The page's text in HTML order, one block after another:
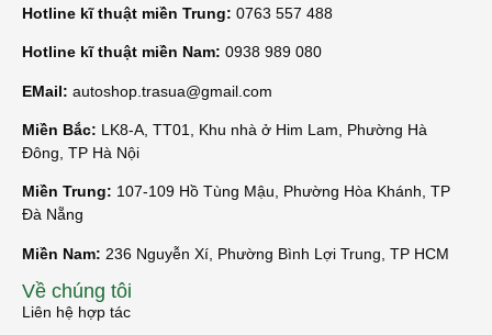
Hotline kĩ thuật miền Trung: 0763 557 488
Hotline kĩ thuật miền Nam: 0938 989 080
EMail: autoshop.trasua@gmail.com
Miền Bắc: LK8-A, TT01, Khu nhà ở Him Lam, Phường Hà
Đông, TP Hà Nội
Miền Trung: 107-109 Hồ Tùng Mậu, Phường Hòa Khánh, TP
Đà Nẵng
Miền Nam: 236 Nguyễn Xí, Phường Bình Lợi Trung, TP HCM
Về chúng tôi
Liên hệ hợp tác